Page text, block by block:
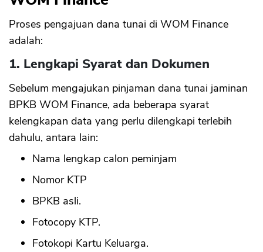
Proses pengajuan dana tunai di WOM Finance
adalah:
1. Lengkapi Syarat dan Dokumen
Sebelum mengajukan pinjaman dana tunai jaminan
BPKB WOM Finance, ada beberapa syarat
kelengkapan data yang perlu dilengkapi terlebih
dahulu, antara lain:
Nama lengkap calon peminjam
Nomor KTP
BPKB asli.
Fotocopy KTP.
Fotokopi Kartu Keluarga.